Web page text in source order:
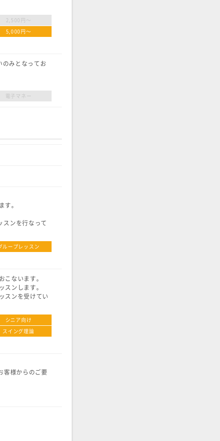
2,500円〜
5,000円〜
のみとなってお
電子マネー
す。
スンを行なって
ループレッスン
こないます。
スンします。
スンを受けてい
シニア向け
スイング理論
客様からのご要